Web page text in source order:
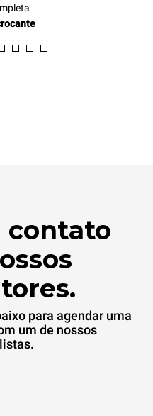
contato
para agendar uma
um de nossos